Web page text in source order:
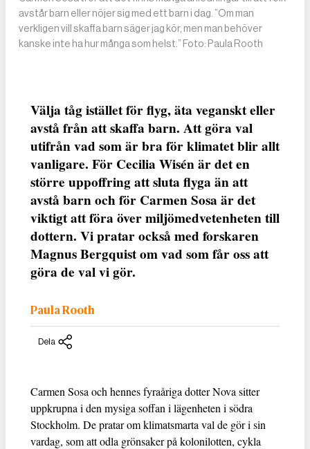
avstår barn eller nöjer sig med ett barn i dag. ”Om man
verkligen vill skaffa barn säger jag kör, men man behöver
kanske inte ha hur många som helst.” Foto: Paula Rooth
Välja tåg istället för flyg, äta veganskt eller
avstå från att skaffa barn. Att göra val
utifrån vad som är bra för klimatet blir allt
vanligare. För Cecilia Wisén är det en
större uppoffring att sluta flyga än att
avstå barn och för Carmen Sosa är det
viktigt att föra över miljömedvetenheten till
dottern. Vi pratar också med forskaren
Magnus Bergquist om vad som får oss att
göra de val vi gör.
Paula Rooth
Dela
Carmen Sosa och hennes fyraåriga dotter Nova sitter
uppkrupna i den mysiga soffan i lägenheten i södra
Stockholm. De pratar om klimatsmarta val de gör i sin
vardag, som att odla grönsaker på kolonilotten, cykla